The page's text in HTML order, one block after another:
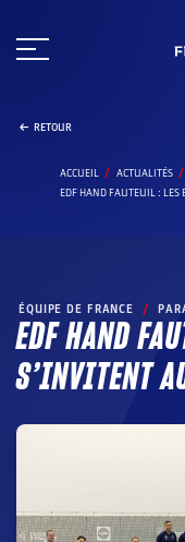
au
RETOUR
ACCUEIL ACTUALITÉS
EDF HAND FAUTEUIL :
ÉQUIPE DE FRANCE /
EDF HAND
S’INVITENT